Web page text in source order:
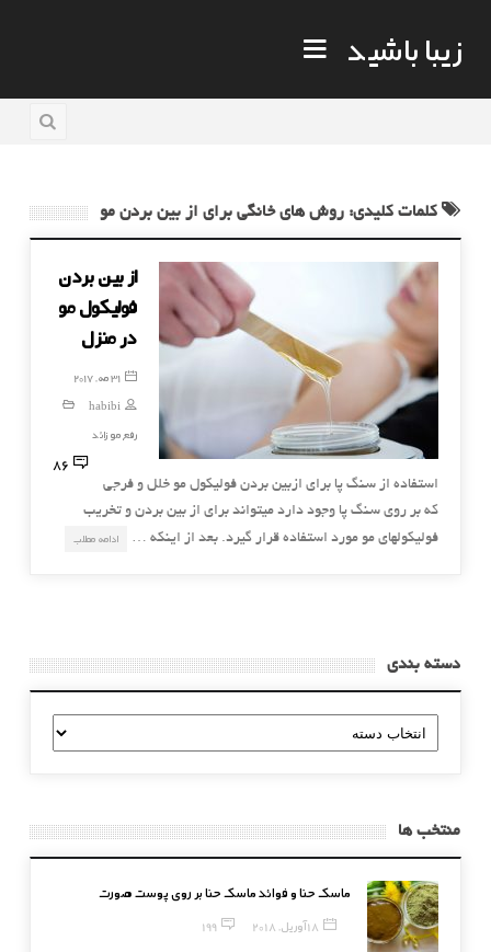
زیبا باشید
کلمات کلیدی: روش های خانگی برای از بین بردن مو
از بین بردن
فولیکول مو
در منزل
31 مه, 2017
habibi
رفع مو زائد
86
استفاده از سنگ پا برای ازبین بردن فولیکول مو خلل و فرجی
که بر روی سنگ پا وجود دارد میتواند برای از بین بردن و تخریب
فولیکولهای مو مورد استفاده قرار گیرد. بعد از اینکه …
ادامه مطلب
دسته بندی
دسته
بندی
منتخب ها
ماسک حنا و فوائد ماسک حنا بر روی پوست صورت
18 آوریل, 2018 199